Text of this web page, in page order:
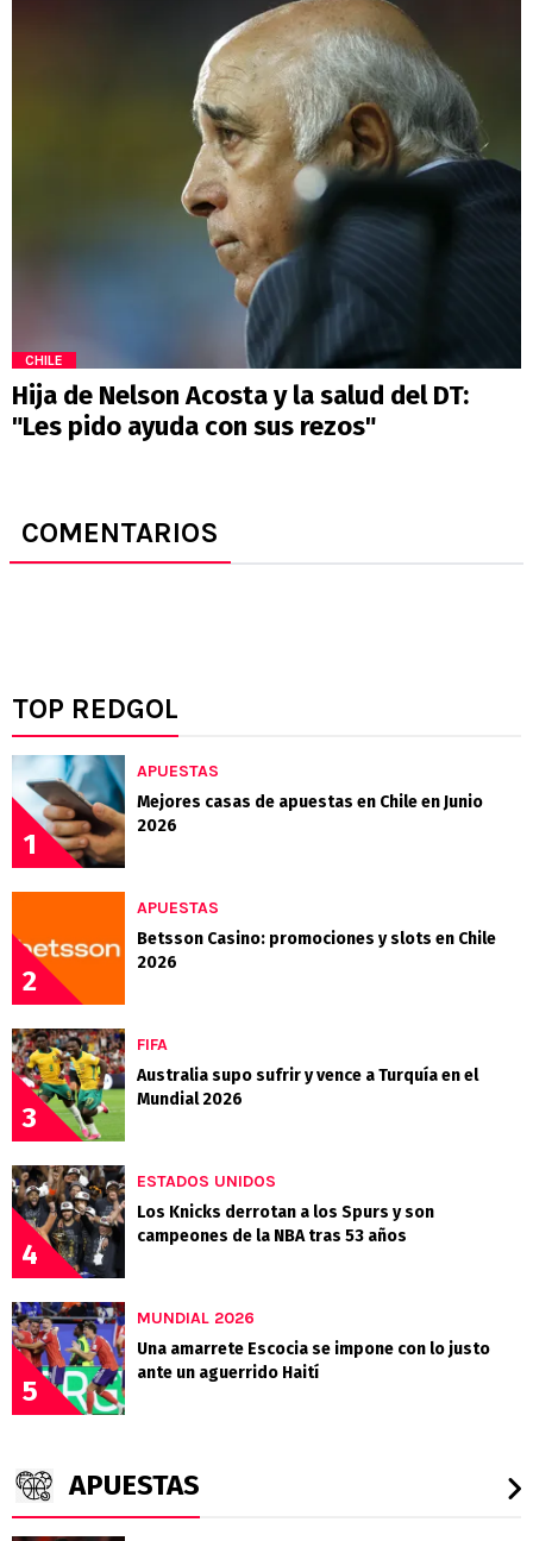
CHILE
Hija de Nelson Acosta y la salud del DT:
"Les pido ayuda con sus rezos"
COMENTARIOS
TOP REDGOL
1
APUESTAS
Mejores casas de apuestas en Chile en Junio
2026
2
APUESTAS
Betsson Casino: promociones y slots en Chile
2026
3
FIFA
Australia supo sufrir y vence a Turquía en el
Mundial 2026
4
ESTADOS UNIDOS
Los Knicks derrotan a los Spurs y son
campeones de la NBA tras 53 años
5
MUNDIAL 2026
Una amarrete Escocia se impone con lo justo
ante un aguerrido Haití
APUESTAS